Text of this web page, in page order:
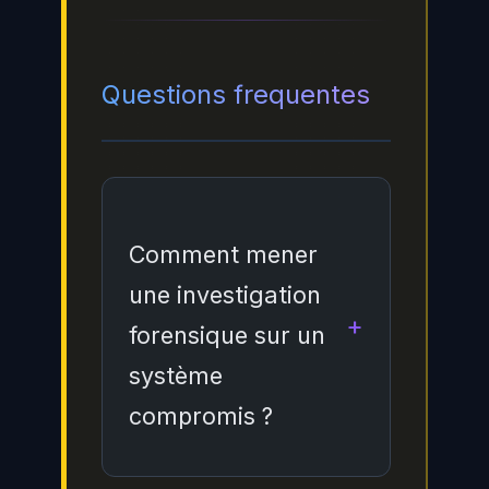
Questions frequentes
Comment mener
une investigation
forensique sur un
système
compromis ?